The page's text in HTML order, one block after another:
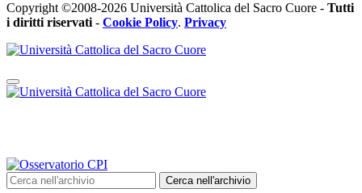
Copyright ©2008-2026 Università Cattolica del Sacro Cuore - Tutti
i diritti riservati- Cookie Policy. Privacy
Cerca nell'archivio